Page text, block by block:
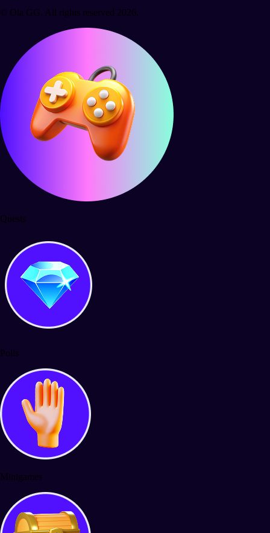
© Ola GG. All rights reserved 2026.
Quests
Polls
Minigames